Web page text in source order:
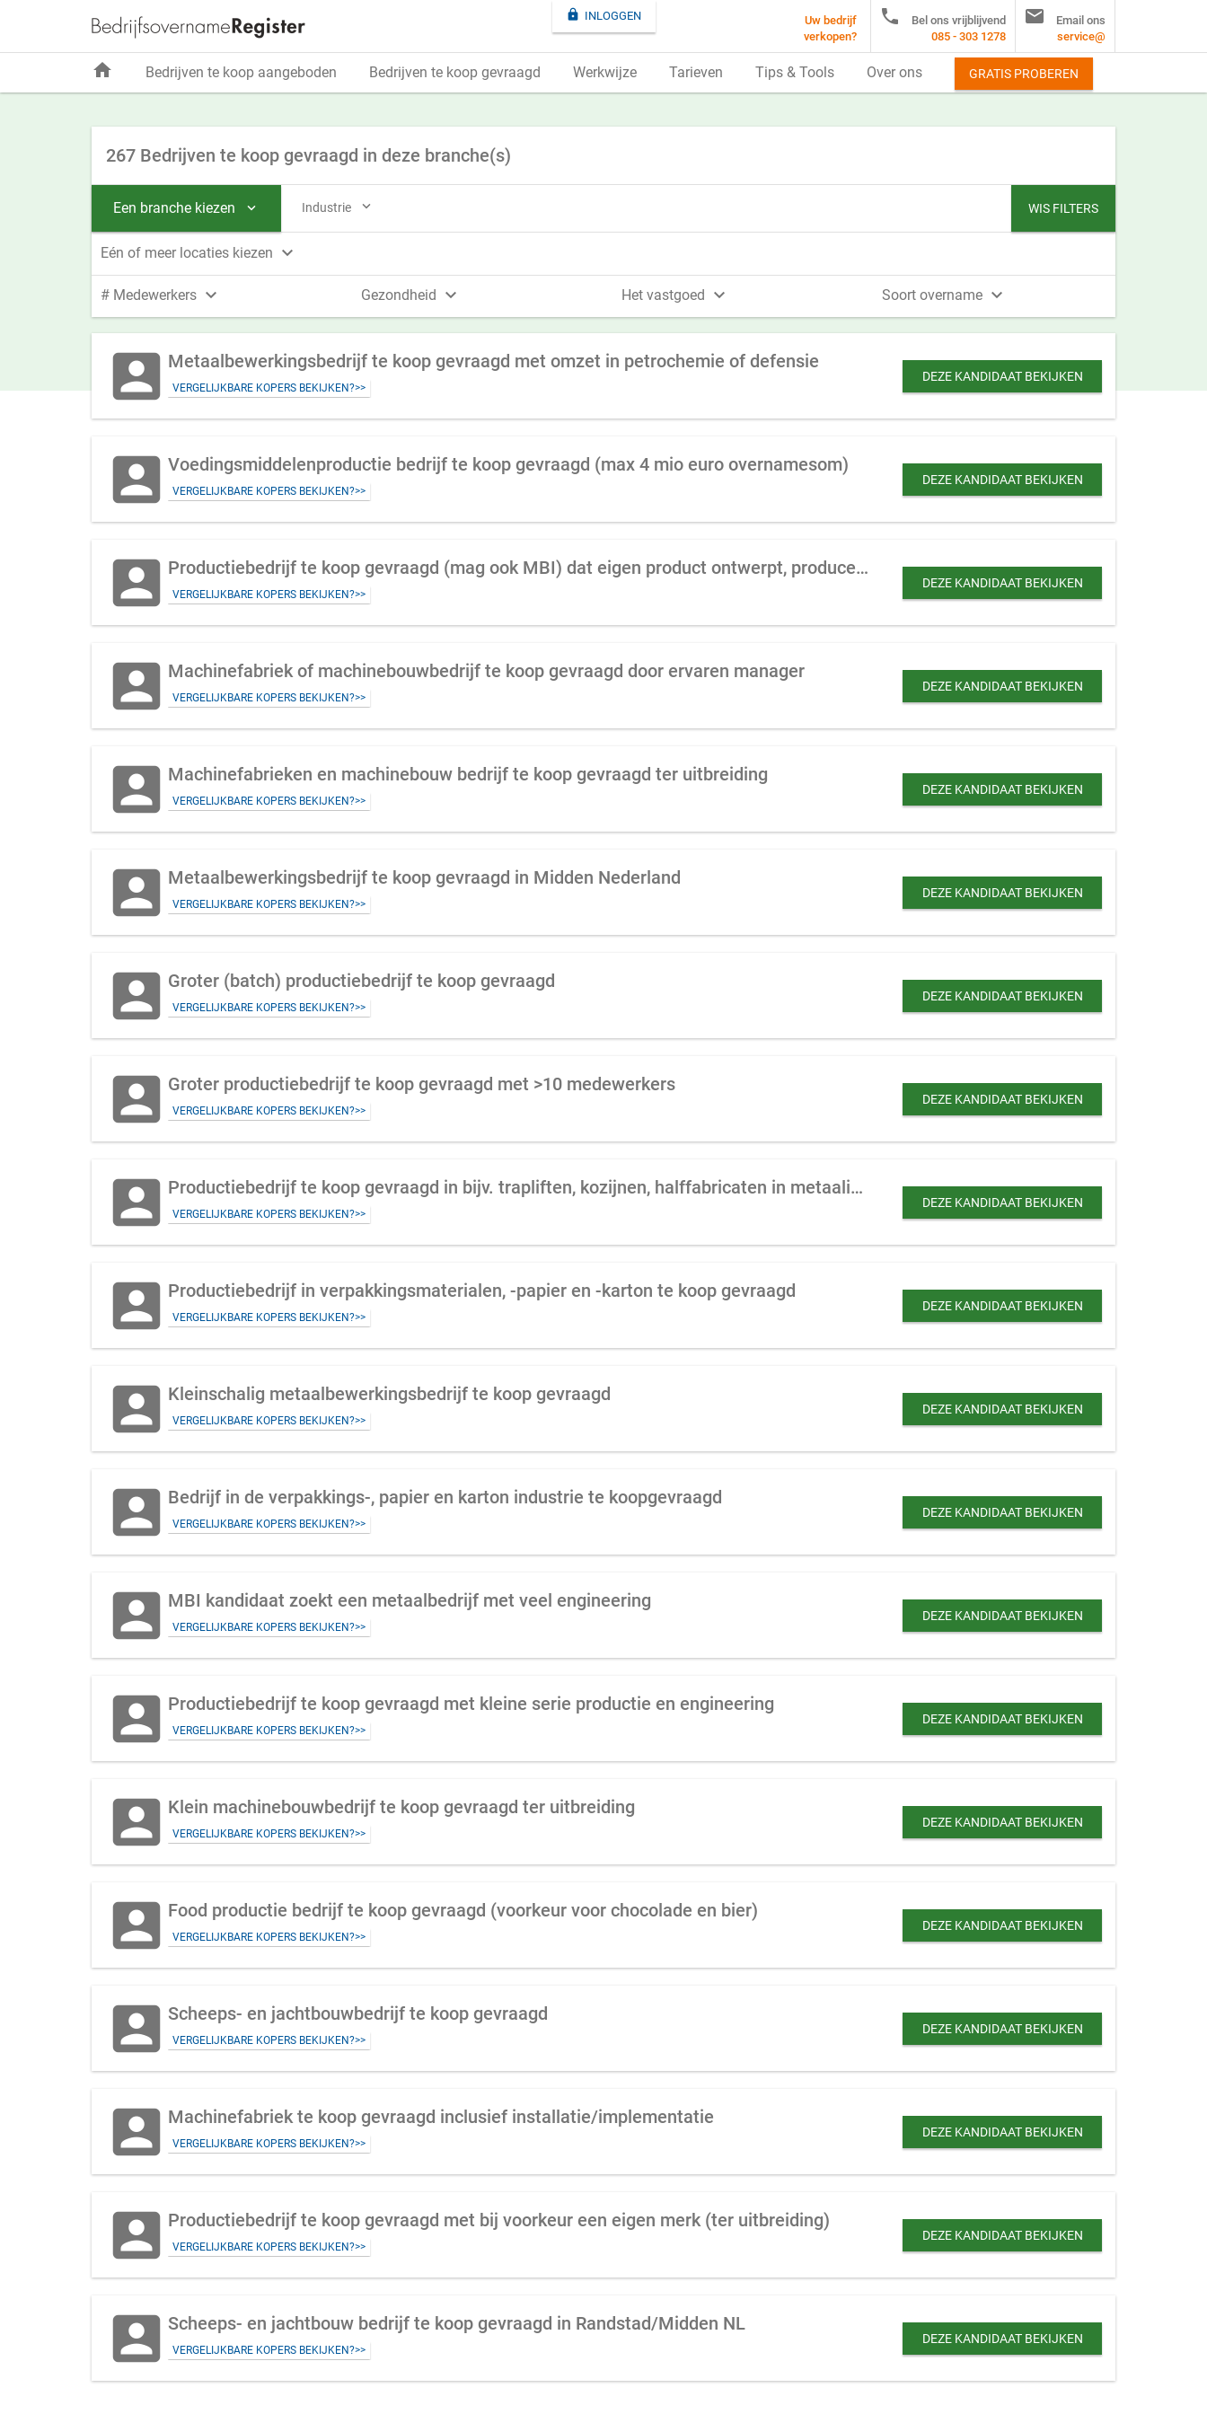
267 Bedrijven te koop gevraagd in deze branche(s)
Een branche kiezen  Industrie 
Eén of meer locaties kiezen 
# Medewerkers  Gezondheid  Het vastgoed  Soort overname 
WIS FILTERS
account_box Metaalbewerkingsbedrijf te koop gevraagd met omzet in petrochemie of defensie
VERGELIJKBARE KOPERS BEKIJKEN?>>
DEZE KANDIDAAT BEKIJKEN
account_box Voedingsmiddelenproductie bedrijf te koop gevraagd (max 4 mio euro overnamesom)
VERGELIJKBARE KOPERS BEKIJKEN?>>
DEZE KANDIDAAT BEKIJKEN
account_box Productiebedrijf te koop gevraagd (mag ook MBI) dat eigen product ontwerpt, produceert en vermarkt
VERGELIJKBARE KOPERS BEKIJKEN?>>
DEZE KANDIDAAT BEKIJKEN
account_box Machinefabriek of machinebouwbedrijf te koop gevraagd door ervaren manager
VERGELIJKBARE KOPERS BEKIJKEN?>>
DEZE KANDIDAAT BEKIJKEN
account_box Machinefabrieken en machinebouw bedrijf te koop gevraagd ter uitbreiding
VERGELIJKBARE KOPERS BEKIJKEN?>>
DEZE KANDIDAAT BEKIJKEN
account_box Metaalbewerkingsbedrijf te koop gevraagd in Midden Nederland
VERGELIJKBARE KOPERS BEKIJKEN?>>
DEZE KANDIDAAT BEKIJKEN
account_box Groter (batch) productiebedrijf te koop gevraagd
VERGELIJKBARE KOPERS BEKIJKEN?>>
DEZE KANDIDAAT BEKIJKEN
account_box Groter productiebedrijf te koop gevraagd met >10 medewerkers
VERGELIJKBARE KOPERS BEKIJKEN?>>
DEZE KANDIDAAT BEKIJKEN
account_box Productiebedrijf te koop gevraagd in bijv. trapliften, kozijnen, halffabricaten in metaalindustrie en elektronica
VERGELIJKBARE KOPERS BEKIJKEN?>>
DEZE KANDIDAAT BEKIJKEN
account_box Productiebedrijf in verpakkingsmaterialen, -papier en -karton te koop gevraagd
VERGELIJKBARE KOPERS BEKIJKEN?>>
DEZE KANDIDAAT BEKIJKEN
account_box Kleinschalig metaalbewerkingsbedrijf te koop gevraagd
VERGELIJKBARE KOPERS BEKIJKEN?>>
DEZE KANDIDAAT BEKIJKEN
account_box Bedrijf in de verpakkings-, papier en karton industrie te koopgevraagd
VERGELIJKBARE KOPERS BEKIJKEN?>>
DEZE KANDIDAAT BEKIJKEN
account_box MBI kandidaat zoekt een metaalbedrijf met veel engineering
VERGELIJKBARE KOPERS BEKIJKEN?>>
DEZE KANDIDAAT BEKIJKEN
account_box Productiebedrijf te koop gevraagd met kleine serie productie en engineering
VERGELIJKBARE KOPERS BEKIJKEN?>>
DEZE KANDIDAAT BEKIJKEN
account_box Klein machinebouwbedrijf te koop gevraagd ter uitbreiding
VERGELIJKBARE KOPERS BEKIJKEN?>>
DEZE KANDIDAAT BEKIJKEN
account_box Food productie bedrijf te koop gevraagd (voorkeur voor chocolade en bier)
VERGELIJKBARE KOPERS BEKIJKEN?>>
DEZE KANDIDAAT BEKIJKEN
account_box Scheeps- en jachtbouwbedrijf te koop gevraagd
VERGELIJKBARE KOPERS BEKIJKEN?>>
DEZE KANDIDAAT BEKIJKEN
account_box Machinefabriek te koop gevraagd inclusief installatie/implementatie
VERGELIJKBARE KOPERS BEKIJKEN?>>
DEZE KANDIDAAT BEKIJKEN
account_box Productiebedrijf te koop gevraagd met bij voorkeur een eigen merk (ter uitbreiding)
VERGELIJKBARE KOPERS BEKIJKEN?>>
DEZE KANDIDAAT BEKIJKEN
account_box Scheeps- en jachtbouw bedrijf te koop gevraagd in Randstad/Midden NL
VERGELIJKBARE KOPERS BEKIJKEN?>>
DEZE KANDIDAAT BEKIJKEN
 INLOGGEN
Uw bedrijf
verkopen?

Bel ons vrijblijvend
085 - 303 1278

Email ons
service@
home Bedrijven te koop aangeboden Bedrijven te koop gevraagd Werkwijze Tarieven Tips & Tools Over ons GRATIS PROBEREN